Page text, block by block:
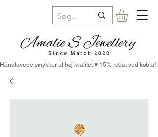
Håndlavede smykker af høj kvalitet ♥ 15% rabat ved køb